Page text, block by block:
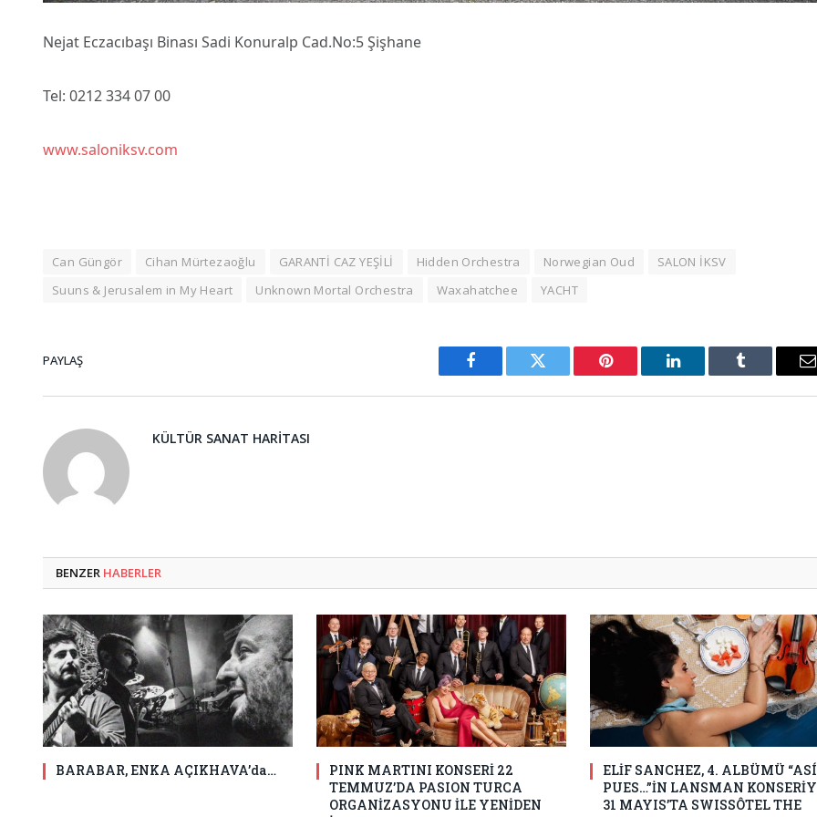
Nejat Eczacıbaşı Binası Sadi Konuralp Cad.No:5 Şişhane
Tel: 0212 334 07 00
www.saloniksv.com
Can Güngör Cihan Mürtezaoğlu GARANTİ CAZ YEŞİLİ Hidden Orchestra Norwegian Oud
SALON İKSV
Suuns & Jerusalem in My Heart
Unknown Mortal Orchestra Waxahatchee YACHT
PAYLAŞ
Facebook Twitter Pinterest LinkedIn Tumblr
KÜLTÜR SANAT HARITASI
BENZER HABERLER
BARABAR, ENKA AÇIKHAVA’da…
PINK MARTINI KONSERİ 22
TEMMUZ’DA PASION TURCA
ORGANİZASYONU İLE YENİDEN
ELİF SANCHEZ, 4. ALBÜMÜ “ASÍ
PUES…”İN LANSMAN
31 MAYIS’TA SWISSÔTEL THE